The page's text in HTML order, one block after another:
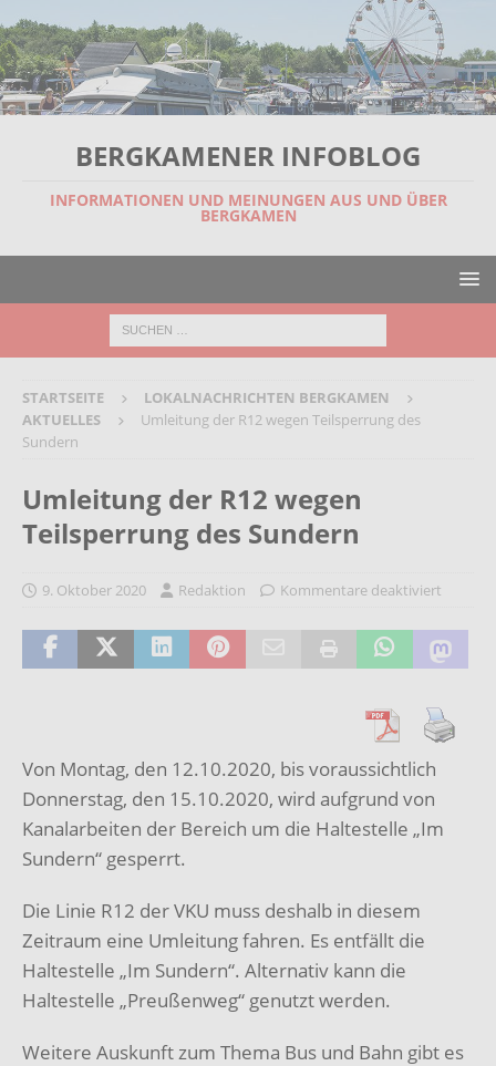
BERGKAMENER INFOBLOG
INFORMATIONEN UND MEINUNGEN AUS UND ÜBER
BERGKAMEN
STARTSEITE
LOKALNACHRICHTEN BERGKAMEN
AKTUELLES
Umleitung der R12 wegen Teilsperrung des
Sundern
Umleitung der R12 wegen
Teilsperrung des Sundern
9. Oktober 2020 Redaktion Kommentare deaktiviert
Von Montag, den 12.10.2020, bis voraussichtlich
Donnerstag, den 15.10.2020, wird aufgrund von
Kanalarbeiten der Bereich um die Haltestelle „Im
Sundern“ gesperrt.
Die Linie R12 der VKU muss deshalb in diesem
Zeitraum eine Umleitung fahren. Es entfällt die
Haltestelle „Im Sundern“. Alternativ kann die
Haltestelle „Preußenweg“ genutzt werden.
Weitere Auskunft zum Thema Bus und Bahn gibt es